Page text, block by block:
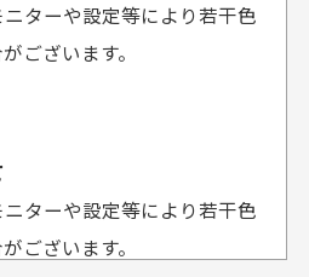
おります
欲しかったスカートが購
らいで発送してもらえます
文で最短当日発送させて頂いて
ターや設定等により若干色
ございます。
ターや設定等により若干色
ございます。